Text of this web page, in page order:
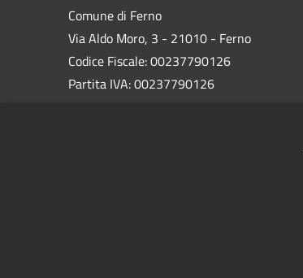
Comune di Ferno
Via Aldo Moro, 3 - 21010 - Ferno
Codice Fiscale: 00237790126
Partita IVA: 00237790126